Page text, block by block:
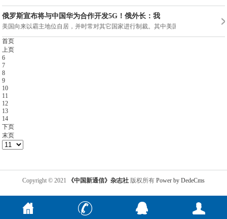
俄罗斯宣布将与中国华为合作开发5G！俄外长：我
美国向来以霸主地位自居，并时常对其它国家进行制裁。其中美国对
首页
上页
6
7
8
9
10
11
12
13
14
下页
末页
Copyright © 2021 《中国新通信》杂志社 版权所有 Power by DedeCms